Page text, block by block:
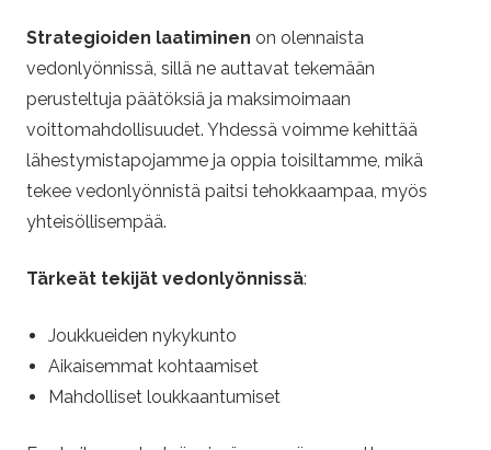
Strategioiden laatiminen on olennaista
vedonlyönnissä, sillä ne auttavat tekemään
perusteltuja päätöksiä ja maksimoimaan
voittomahdollisuudet. Yhdessä voimme kehittää
lähestymistapojamme ja oppia toisiltamme, mikä
tekee vedonlyönnistä paitsi tehokkaampaa, myös
yhteisöllisempää.
Tärkeät tekijät vedonlyönnissä:
Joukkueiden nykykunto
Aikaisemmat kohtaamiset
Mahdolliset loukkaantumiset